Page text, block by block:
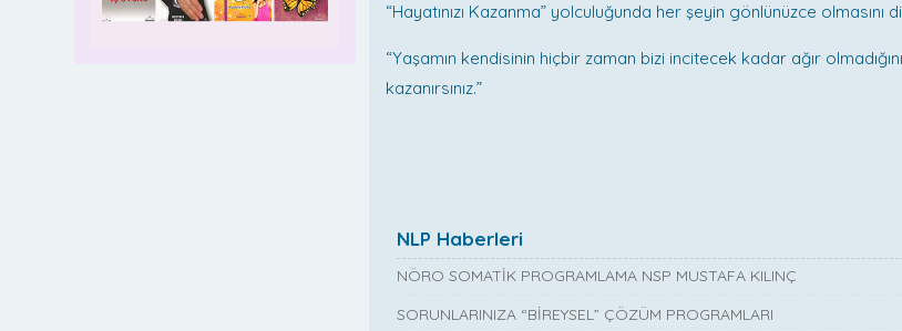
“Hayatınızı Kazanma” yolculuğunda her şeyin gönlünüzce olmasını
“Yaşamın kendisinin hiçbir zaman bizi incitecek kadar ağır
kazanırsınız.”
NLP Haberleri
NÖRO SOMATİK PROGRAMLAMA NSP MUSTAFA KILINÇ
SORUNLARINIZA “BİREYSEL” ÇÖZÜM PROGRAMLARI